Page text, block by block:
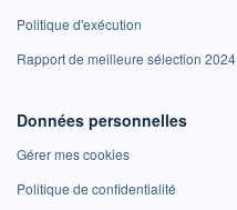
Politique d'exécution
Rapport de meilleure sélection 2024
Données personnelles
Gérer mes cookies
Politique de confidentialité